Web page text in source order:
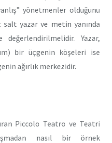
yönetmenler olduğunu
salt yazar ve metin yanında
Yazar,
bir üçgenin köşeleri ise
ağırlık merkezidir.
Piccolo Teatro ve Teatri
nasıl bir örnek